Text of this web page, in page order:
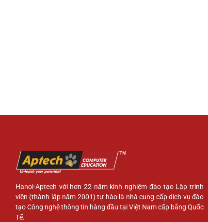
Hanoi-Aptech với hơn 22 năm kinh nghiệm đào tạo Lập trình
viên (thành lập năm 2001) tự hào là nhà cung cấp dịch vụ đào
tạo Công nghệ thông tin hàng đầu tại Việt Nam cấp bằng Quốc
Tế.